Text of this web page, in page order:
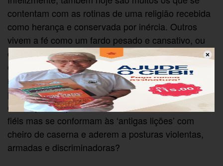
contentam com as rotinas de uma religião recebida
como herança e conservada por inércia. Outros
vivem a fé como um fardo pesado e cansativo, ou
como um hábito que envergonha. Permanecem
cristãos por conveniência ou por medo de mudar,
mas exalam vazio e a frustração por todos os
poros. E o que dizer dos bispos, padres, religiosos
e catequistas que reclamam do afastamento dos
fiéis mas se conformam às ‘antigas lições’ com
cheiro de caserna e aderem a posturas violentas,
armadas e discriminadoras?